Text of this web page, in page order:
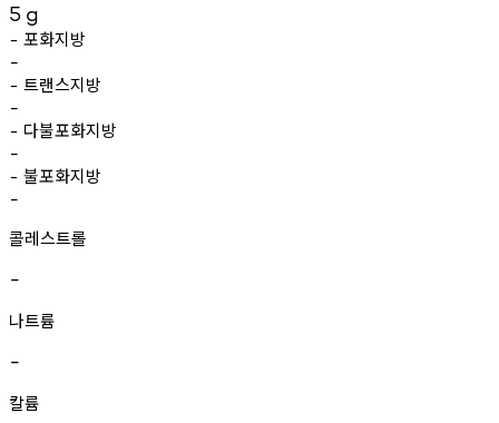
5 g
- 포화지방
-
- 트랜스지방
-
- 다불포화지방
-
- 불포화지방
-
콜레스트롤
-
나트륨
-
칼륨